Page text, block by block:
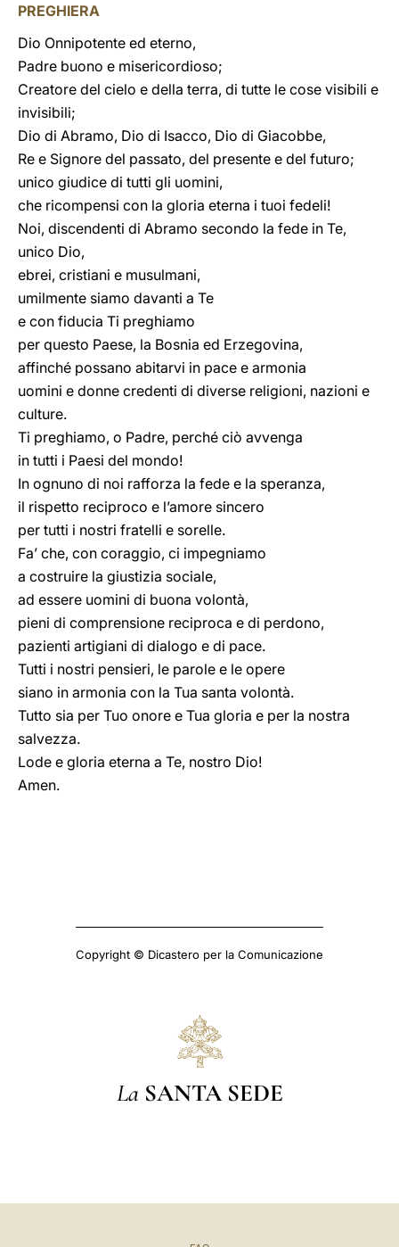
PREGHIERA
Dio Onnipotente ed eterno,
Padre buono e misericordioso;
Creatore del cielo e della terra, di tutte le cose visibili e
invisibili;
Dio di Abramo, Dio di Isacco, Dio di Giacobbe,
Re e Signore del passato, del presente e del futuro;
unico giudice di tutti gli uomini,
che ricompensi con la gloria eterna i tuoi fedeli!
Noi, discendenti di Abramo secondo la fede in Te,
unico Dio,
ebrei, cristiani e musulmani,
umilmente siamo davanti a Te
e con fiducia Ti preghiamo
per questo Paese, la Bosnia ed Erzegovina,
affinché possano abitarvi in pace e armonia
uomini e donne credenti di diverse religioni, nazioni e
culture.
Ti preghiamo, o Padre, perché ciò avvenga
in tutti i Paesi del mondo!
In ognuno di noi rafforza la fede e la speranza,
il rispetto reciproco e l’amore sincero
per tutti i nostri fratelli e sorelle.
Fa’ che, con coraggio, ci impegniamo
a costruire la giustizia sociale,
ad essere uomini di buona volontà,
pieni di comprensione reciproca e di perdono,
pazienti artigiani di dialogo e di pace.
Tutti i nostri pensieri, le parole e le opere
siano in armonia con la Tua santa volontà.
Tutto sia per Tuo onore e Tua gloria e per la nostra
salvezza.
Lode e gloria eterna a Te, nostro Dio!
Amen.
Copyright © Dicastero per la Comunicazione
La SANTA SEDE